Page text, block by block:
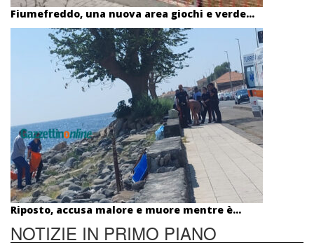
Fiumefreddo, una nuova area giochi e verde...
Riposto, accusa malore e muore mentre è...
NOTIZIE IN PRIMO PIANO